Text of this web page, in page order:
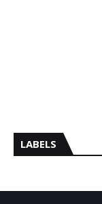
LABELS